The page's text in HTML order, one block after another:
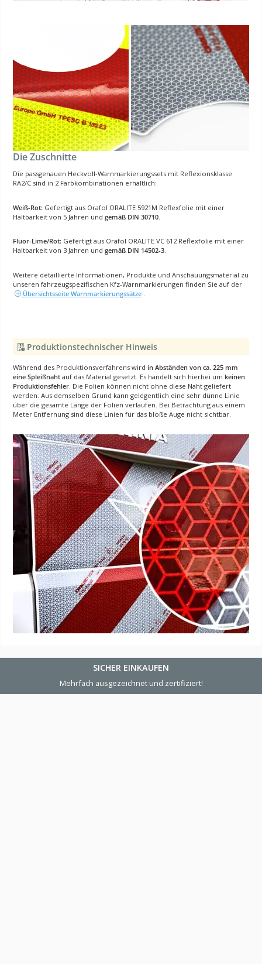
Die Zuschnitte
Die passgenauen Heckvoll-Warnmarkierungssets mit Reflexionsklasse
RA2/C sind in 2 Farbkombinationen erhältlich:
Weiß-Rot: Gefertigt aus Orafol ORALITE 5921M Reflexfolie mit einer
Haltbarkeit von 5 Jahren und gemäß DIN 30710
Fluor-Lime/Rot: Gefertigt aus Orafol ORALITE VC 612 Reflexfolie mit einer
Haltbarkeit von 3 Jahren und gemäß DIN 14502-3.
Weitere detaillierte Informationen, Produkte und Anschauungsmaterial zu
unseren fahrzeugspezifischen Kfz-Warnmarkierungen finden Sie auf der
Übersichtsseite Warnmarkierungssätze .
Produktionstechnischer Hinweis
Während des Produktionsverfahrens wird in Abständen von ca. 225 mm
eine Spleißnaht auf das Material gesetzt. Es handelt sich hierbei um keinen
Produktionsfehler. Die Folien können nicht ohne diese Naht geliefert
werden. Aus demselben Grund kann gelegentlich eine sehr dünne Linie
über die gesamte Länge der Folien verlaufen. Bei Betrachtung aus einem
Meter Entfernung sind diese Linien für das bloße Auge nicht sichtbar.
SICHER EINKAUFEN
Mehrfach ausgezeichnet und zertifiziert!